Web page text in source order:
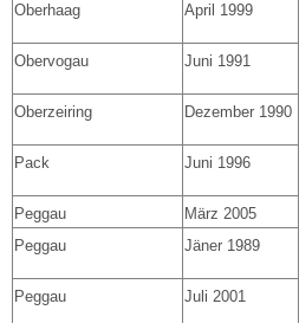
Oberhaag April 1999
Obervogau Juni 1991
Oberzeiring Dezember 1990
Pack Juni 1996
Peggau März 2005
Peggau
Jäner 1989
Peggau Juli 2001